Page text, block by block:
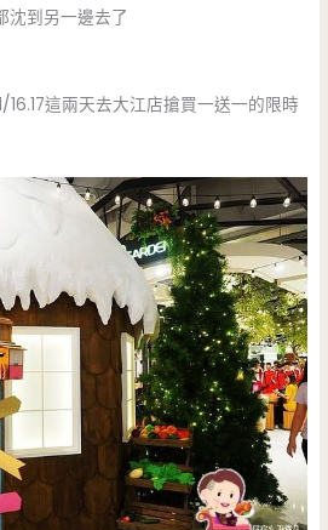
沈到另一邊去了
16.17這兩天去大江店搶買一送一的限時